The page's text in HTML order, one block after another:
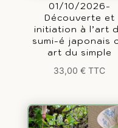
01/10/2026-
Découverte et
initiation à l’art
sumi-é japonais
art du simple
33,00€ TTC